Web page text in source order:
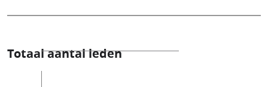
Totaal aantal leden